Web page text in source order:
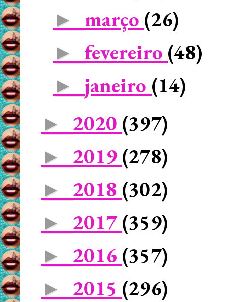
► março (26)
► fevereiro (48)
► janeiro (14)
► 2020 (397)
► 2019 (278)
► 2018 (302)
► 2017 (359)
► 2016 (357)
► 2015 (296)